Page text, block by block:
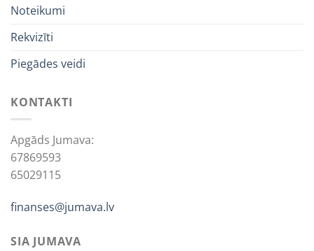
Noteikumi
Rekvizīti
Piegādes veidi
KONTAKTI
Apgāds Jumava:
67869593
65029115
finanses@jumava.lv
SIA JUMAVA